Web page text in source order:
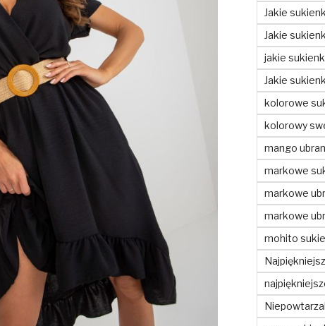
Jakie
Jakie
jakie
Jakie
kolorowe
kolorowy
mango
markowe
markowe
markowe
mohito